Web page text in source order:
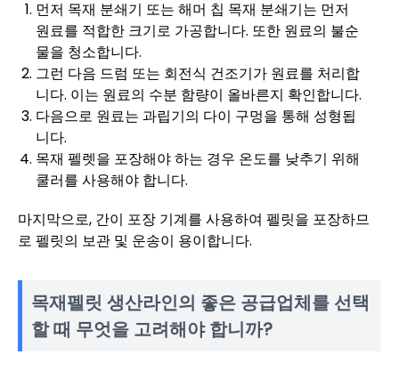
먼저 목재 분쇄기 또는 해머 칩 목재 분쇄기는 먼저
원료를 적합한 크기로 가공합니다. 또한 원료의 불순
물을 청소합니다.
그런 다음 드럼 또는 회전식 건조기가 원료를 처리합
니다. 이는 원료의 수분 함량이 올바른지 확인합니다.
다음으로 원료는 과립기의 다이 구멍을 통해 성형됩
니다.
목재 펠렛을 포장해야 하는 경우 온도를 낮추기 위해
쿨러를 사용해야 합니다.
마지막으로, 간이 포장 기계를 사용하여 펠릿을 포장하므
로 펠릿의 보관 및 운송이 용이합니다.
목재펠릿 생산라인의 좋은 공급업체를 선택
할 때 무엇을 고려해야 합니까?